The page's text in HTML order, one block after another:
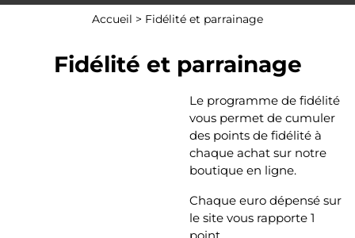
Accueil > Fidélité et parrainage
Fidélité et parrainage
Le programme de fidélité
vous permet de cumuler
des points de fidélité à
chaque achat sur notre
boutique en ligne.
Chaque euro dépensé sur
le site vous rapporte 1